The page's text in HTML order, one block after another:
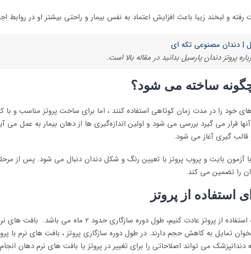
و لبخند زیبا باعث افزایش اعتماد به نفس بیمار و راحتی بیشتر او در روابط
| دندان مصنوعی تکه ای
پروتز دندان پارسیل بدانید در مقاله بالا است.
ساخته می شود؟
خود را در مدت زمان کوتاهی استفاده کنند ، اما برای ساخت پروتز مناسب و با
قرار می گیرد بررسی می شود و اولین اندازه‌‌گیری ها از دهان بیمار به عمل می
گیری آغاز می شود.
با آزمون بایت و پروب پروتز با تعیین رنگ و شکل دندان دنبال می شود. پس از
را تضمین می کند.
استفاده از پروتز
مدتی طول می کشد تا به استفاده از پروتز
تمایل به کاهش حجم دارند. در طول دوره سازگاری پروتز ، بافت های نرم با
دندانپزشک می تواند اصلاحاتی را برای تغییر در پروتز یا بافت های نرم دهان